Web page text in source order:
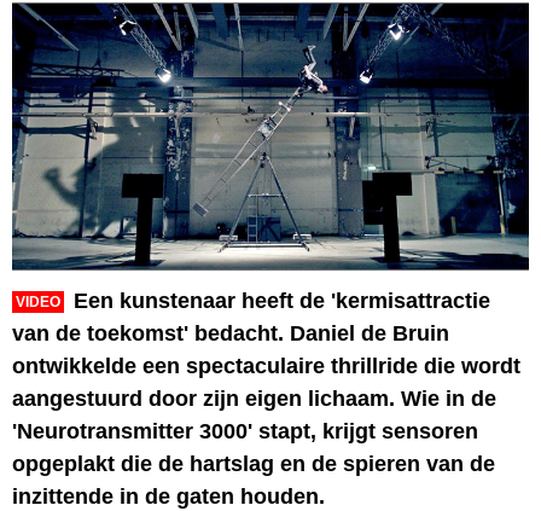
VIDEO
Een kunstenaar heeft de 'kermisattractie
van de toekomst' bedacht. Daniel de Bruin
ontwikkelde een spectaculaire thrillride die wordt
aangestuurd door zijn eigen lichaam. Wie in de
'Neurotransmitter 3000' stapt, krijgt sensoren
opgeplakt die de hartslag en de spieren van de
inzittende in de gaten houden.